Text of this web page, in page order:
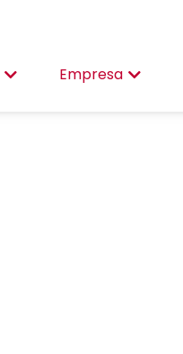
Empresa